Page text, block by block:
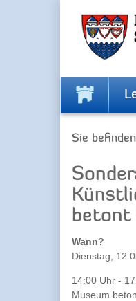
Sie
betont
Wann?
Dienstag,
14:00 Uhr -
Museum